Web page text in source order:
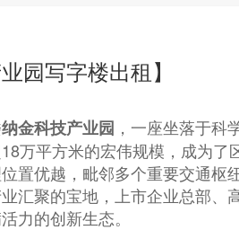
园写字楼出租】
纳金科技产业园 ，一座坐落于科
万平方米的宏伟规模，成为了
置优越，毗邻多个重要交通枢
汇聚的宝地，上市企业总部、
力的创新生态。